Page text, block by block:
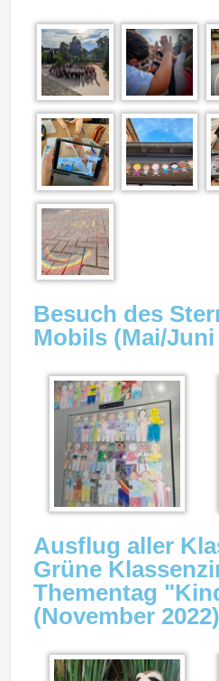
Besuch des
Mobils (Mai/Juni
Ausflug aller
Grüne
Thementag
(November 2022)